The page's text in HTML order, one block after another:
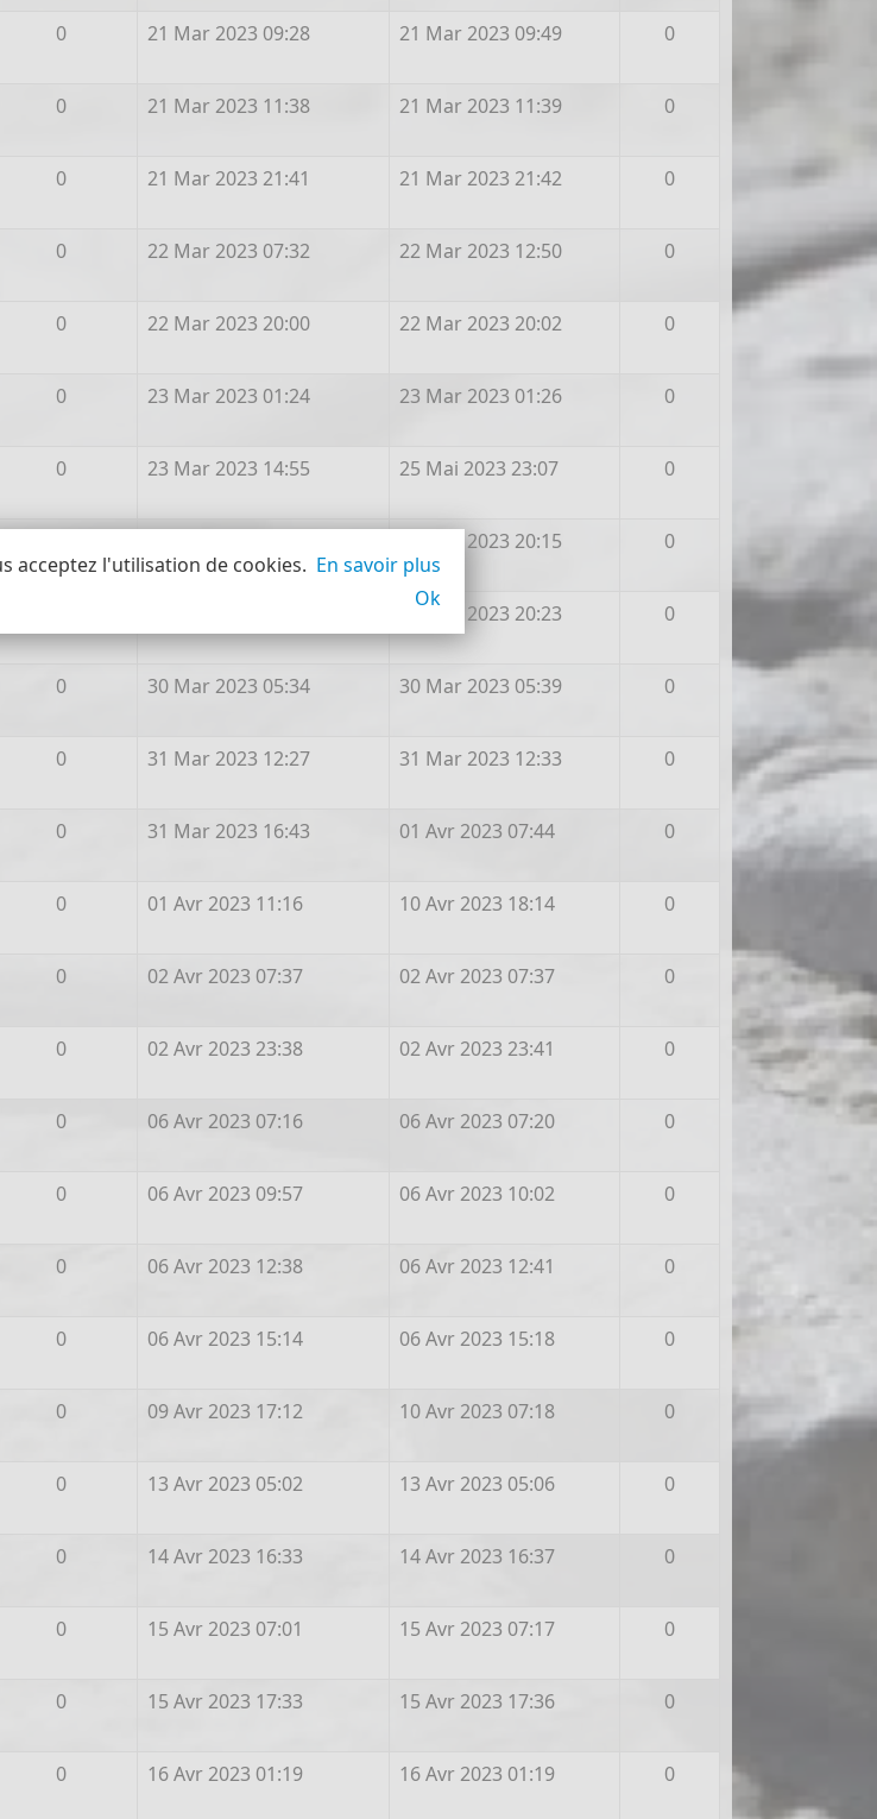
0 21 Mar 2023 09:28 21 Mar 2023 09:49 0
0 21 Mar 2023 11:38 21 Mar 2023 11:39 0
0 21 Mar 2023 21:41 21 Mar 2023 21:42 0
0 22 Mar 2023 07:32 22 Mar 2023 12:50 0
0 22 Mar 2023 20:00 22 Mar 2023 20:02 0
0 23 Mar 2023 01:24 23 Mar 2023 01:26 0
0 23 Mar 2023 14:55 25 Mai 2023 23:07 0
25 Mar 2023 20:15 0
29 Mar 2023 20:23 0
0 30 Mar 2023 05:34 30 Mar 2023 05:39 0
0 31 Mar 2023 12:27 31 Mar 2023 12:33 0
0 31 Mar 2023 16:43 01 Avr 2023 07:44 0
0 01 Avr 2023 11:16 10 Avr 2023 18:14 0
0 02 Avr 2023 07:37 02 Avr 2023 07:37 0
0 02 Avr 2023 23:38 02 Avr 2023 23:41 0
0 06 Avr 2023 07:16 06 Avr 2023 07:20 0
0 06 Avr 2023 09:57 06 Avr 2023 10:02 0
0 06 Avr 2023 12:38 06 Avr 2023 12:41 0
0 06 Avr 2023 15:14 06 Avr 2023 15:18 0
0 09 Avr 2023 17:12 10 Avr 2023 07:18 0
0 13 Avr 2023 05:02 13 Avr 2023 05:06 0
0 14 Avr 2023 16:33 14 Avr 2023 16:37 0
0 15 Avr 2023 07:01 15 Avr 2023 07:17 0
0 15 Avr 2023 17:33 15 Avr 2023 17:36 0
0 16 Avr 2023 01:19 16 Avr 2023 01:19 0
acceptez l'utilisation de cookies. En savoir plus
Ok